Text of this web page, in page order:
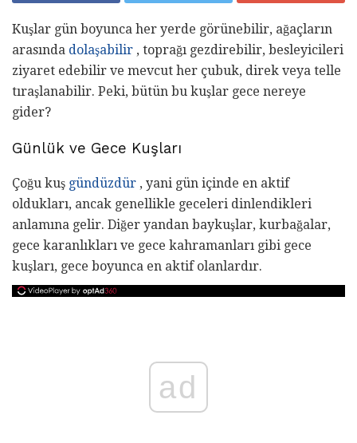
Kuşlar gün boyunca her yerde görünebilir, ağaçların
arasında dolaşabilir , toprağı gezdirebilir, besleyicileri
ziyaret edebilir ve mevcut her çubuk, direk veya telle
tıraşlanabilir. Peki, bütün bu kuşlar gece nereye
gider?
Günlük ve Gece Kuşları
Çoğu kuş gündüzdür , yani gün içinde en aktif
oldukları, ancak genellikle geceleri dinlendikleri
anlamına gelir. Diğer yandan baykuşlar, kurbağalar,
gece karanlıkları ve gece kahramanları gibi gece
kuşları, gece boyunca en aktif olanlardır.
ad